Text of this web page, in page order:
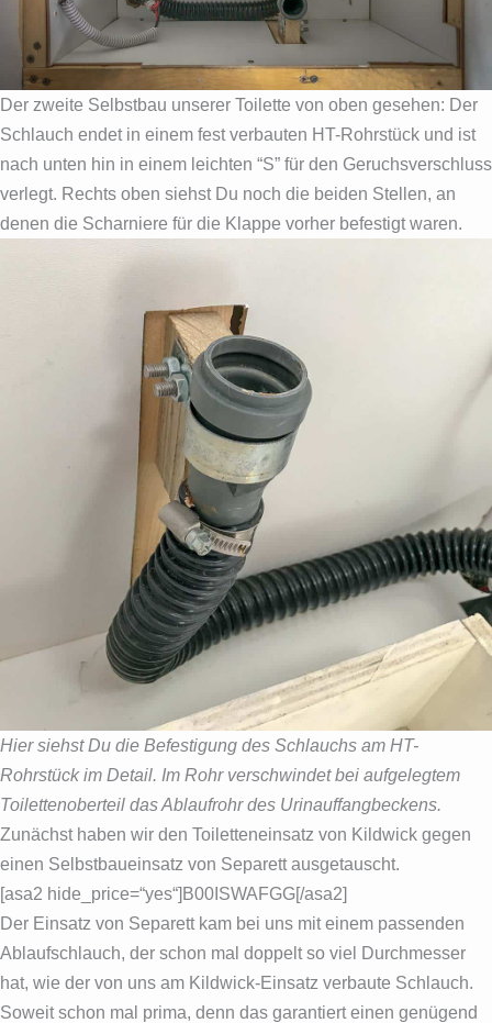
Der zweite Selbstbau unserer Toilette von oben gesehen: Der
Schlauch endet in einem fest verbauten HT-Rohrstück und ist
nach unten hin in einem leichten “S” für den Geruchsverschluss
verlegt. Rechts oben siehst Du noch die beiden Stellen, an
denen die Scharniere für die Klappe vorher befestigt waren.
Hier siehst Du die Befestigung des Schlauchs am HT-
Rohrstück im Detail. Im Rohr verschwindet bei aufgelegtem
Toilettenoberteil das Ablaufrohr des Urinauffangbeckens.
Zunächst haben wir den Toiletteneinsatz von Kildwick gegen
einen Selbstbaueinsatz von Separett ausgetauscht.
[asa2 hide_price=“yes“]B00ISWAFGG[/asa2]
Der Einsatz von Separett kam bei uns mit einem passenden
Ablaufschlauch, der schon mal doppelt so viel Durchmesser
hat, wie der von uns am Kildwick-Einsatz verbaute Schlauch.
Soweit schon mal prima, denn das garantiert einen genügend